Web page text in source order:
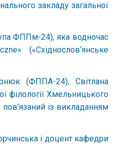
закладу загальної
ФППм-24), яка водночас
(«Східнословʼянське
(ФППА-24), Світлана
Хмельницького
із викладанням
і доцент кафедри